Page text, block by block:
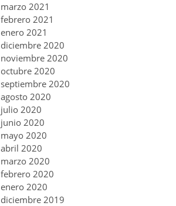
marzo 2021
febrero 2021
enero 2021
diciembre 2020
noviembre 2020
octubre 2020
septiembre 2020
agosto 2020
julio 2020
junio 2020
mayo 2020
abril 2020
marzo 2020
febrero 2020
enero 2020
diciembre 2019